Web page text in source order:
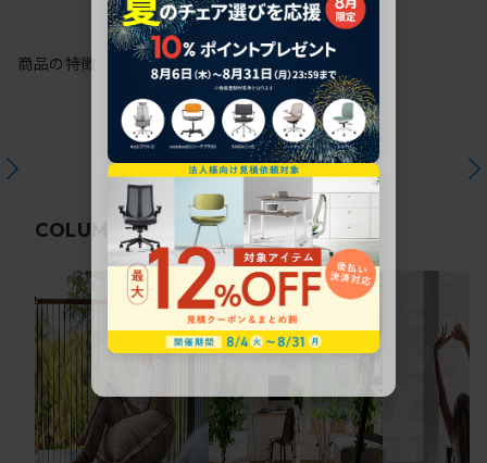
商品の特徴
COLUMN 関連コラム